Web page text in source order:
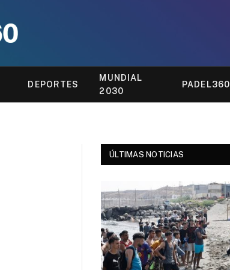
DEPORTES
MUNDIAL
2030
PADEL360
ÚLTIMAS NOTICIAS